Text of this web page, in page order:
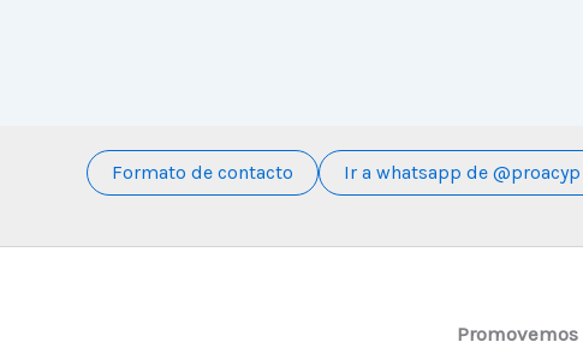
Formato de contacto Ir a whatsapp de @proacyp